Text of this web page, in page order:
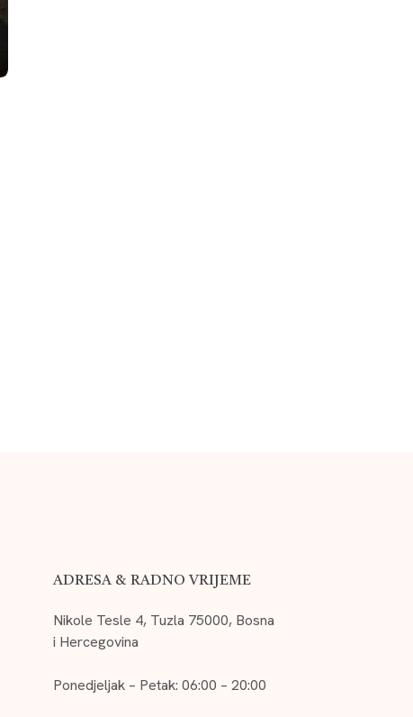
ADRESA & RADNO VRIJEME
Nikole Tesle 4, Tuzla 75000, Bosna
i Hercegovina
Ponedjeljak – Petak: 06:00 – 20:00